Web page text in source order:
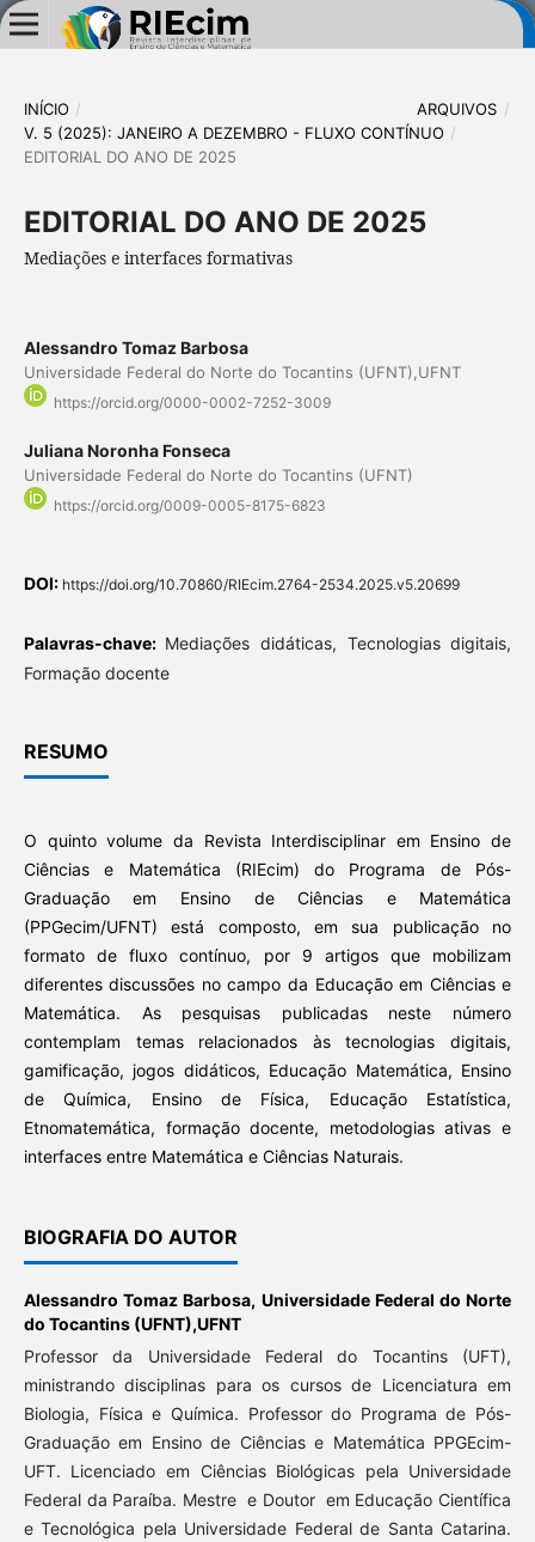
INÍCIO / ARQUIVOS /
V. 5 (2025): JANEIRO A DEZEMBRO - FLUXO CONTÍNUO /
EDITORIAL DO ANO DE 2025
EDITORIAL DO ANO DE 2025
Mediações e interfaces formativas
Alessandro Tomaz Barbosa
Universidade Federal do Norte do Tocantins (UFNT),UFNT
https://orcid.org/0000-0002-7252-3009
Juliana Noronha Fonseca
Universidade Federal do Norte do Tocantins (UFNT)
https://orcid.org/0009-0005-8175-6823
DOI: https://doi.org/10.70860/RIEcim.2764-2534.2025.v5.20699
Palavras-chave: Mediações didáticas, Tecnologias digitais,
Formação docente
RESUMO
O quinto volume da Revista Interdisciplinar em Ensino de
Ciências e Matemática (RIEcim) do Programa de Pós-
Graduação em Ensino de Ciências e Matemática
(PPGecim/UFNT) está composto, em sua publicação no
formato de fluxo contínuo, por 9 artigos que mobilizam
diferentes discussões no campo da Educação em Ciências e
Matemática. As pesquisas publicadas neste número
contemplam temas relacionados às tecnologias digitais,
gamificação, jogos didáticos, Educação Matemática, Ensino
de Química, Ensino de Física, Educação Estatística,
Etnomatemática, formação docente, metodologias ativas e
interfaces entre Matemática e Ciências Naturais.
BIOGRAFIA DO AUTOR
Alessandro Tomaz Barbosa, Universidade Federal do Norte
do Tocantins (UFNT),UFNT
Professor da Universidade Federal do Tocantins (UFT),
ministrando disciplinas para os cursos de Licenciatura em
Biologia, Física e Química. Professor do Programa de Pós-
Graduação em Ensino de Ciências e Matemática PPGEcim-
UFT. Licenciado em Ciências Biológicas pela Universidade
Federal da Paraíba. Mestre e Doutor em Educação Científica
e Tecnológica pela Universidade Federal de Santa Catarina.